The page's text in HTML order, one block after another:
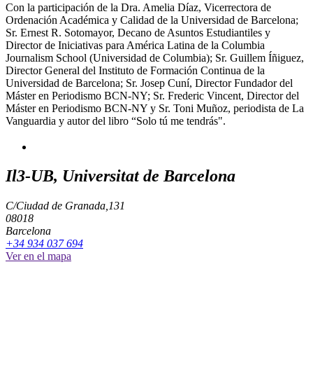
Con la participación de la Dra. Amelia Díaz, Vicerrectora de
Ordenación Académica y Calidad de la Universidad de Barcelona;
Sr. Ernest R. Sotomayor, Decano de Asuntos Estudiantiles y
Director de Iniciativas para América Latina de la Columbia
Journalism School (Universidad de Columbia); Sr. Guillem Íñiguez,
Director General del Instituto de Formación Continua de la
Universidad de Barcelona; Sr. Josep Cuní, Director Fundador del
Máster en Periodismo BCN-NY; Sr. Frederic Vincent, Director del
Máster en Periodismo BCN-NY y Sr. Toni Muñoz, periodista de La
Vanguardia y autor del libro “Solo tú me tendrás".
Il3-UB, Universitat de Barcelona
C/Ciudad de Granada,131
08018
Barcelona
+34 934 037 694
Ver en el mapa